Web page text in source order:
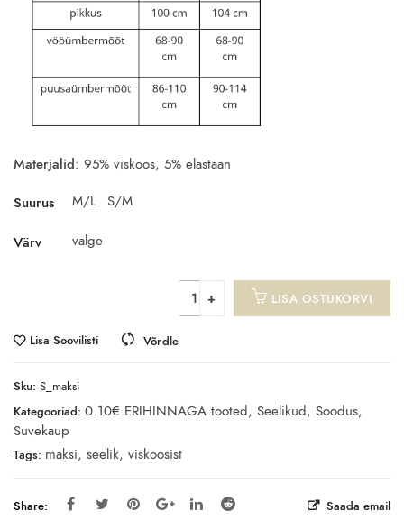
Materjalid: 95% viskoos, 5% elastaan
Suurus M/L S/M
Värv valge
LISA OSTUKORVI
Lisa Soovilisti Võrdle
Sku: S_maksi
Kategooriad: 0.10€ ERIHINNAGA tooted, Seelikud, Soodus,
Suvekaup
Tags: maksi, seelik, viskoosist
Share: Saada email